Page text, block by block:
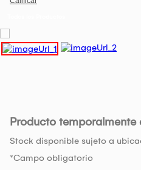
Producto
Stock disponible sujeto a
*Campo obligatorio